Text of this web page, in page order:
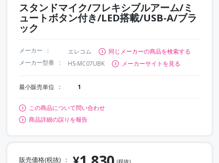
スタンドマイク/フレキシブルアーム/ミ
ュートボタン付き/LED搭載/USB-A/ブラ
ック
メーカー エレコム
同じメーカーの商品を検索する
メーカー型番
HS-MC07UBK メーカーサイトを見る
最小販売単位 1
この商品について問い合わせ
商品詳細の誤りを報告
販売価格(税抜) (税抜)